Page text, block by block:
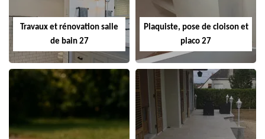
Travaux et rénovation salle
de bain 27
Plaquiste, pose de cloison et
placo 27